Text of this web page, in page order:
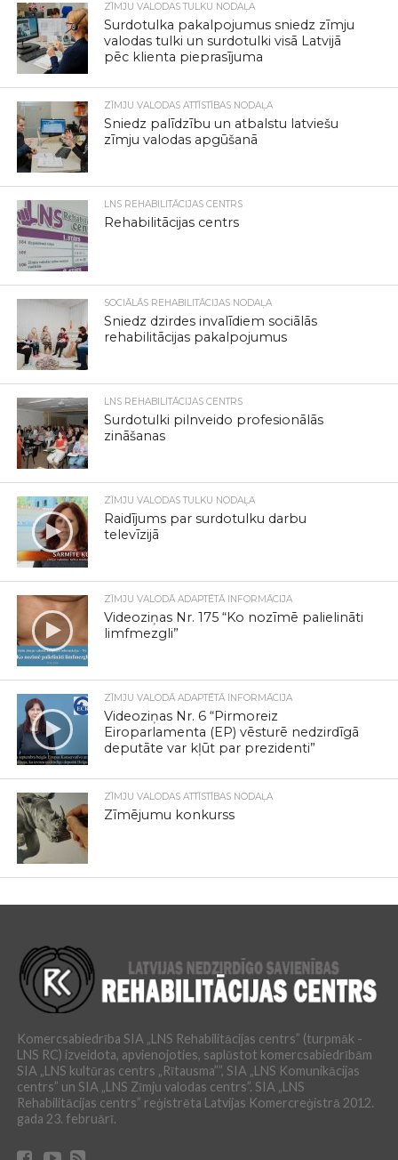
ZĪMJU VALODAS TULKU NODAĻA
Surdotulka pakalpojumus sniedz zīmju
valodas tulki un surdotulki visā Latvijā
pēc klienta pieprasījuma
ZĪMJU VALODAS ATTĪSTĪBAS NODAĻA
Sniedz palīdzību un atbalstu latviešu
zīmju valodas apgūšanā
LNS REHABILITĀCIJAS CENTRS
Rehabilitācijas centrs
SOCIĀLĀS REHABILITĀCIJAS NODAĻA
Sniedz dzirdes invalīdiem sociālās
rehabilitācijas pakalpojumus
LNS REHABILITĀCIJAS CENTRS
Surdotulki pilnveido profesionālās
zināšanas
ZĪMJU VALODAS TULKU NODAĻA
Raidījums par surdotulku darbu
televīzijā
ZĪMJU VALODĀ ADAPTĒTĀ INFORMĀCIJA
Videoziņas Nr. 175 “Ko nozīmē palielināti
limfmezgli”
ZĪMJU VALODĀ ADAPTĒTĀ INFORMĀCIJA
Videoziņas Nr. 6 “Pirmoreiz
Eiroparlamenta (EP) vēsturē nedzirdīgā
deputāte var kļūt par prezidenti”
ZĪMJU VALODAS ATTĪSTĪBAS NODAĻA
Zīmējumu konkurss
Komercsabiedrība SIA „LNS Rehabilitācijas centrs” (turpmāk -
LNS RC) izveidota, apvienojoties, saplūstot komercsabiedrībām
SIA „LNS kultūras centrs „Rītausma””, SIA „LNS Komunikācijas
centrs” un SIA „LNS Zīmju valodas centrs”. SIA „LNS
Rehabilitācijas centrs” reģistrēta Latvijas Komercreģistrā 2012.
gada 23. februārī.